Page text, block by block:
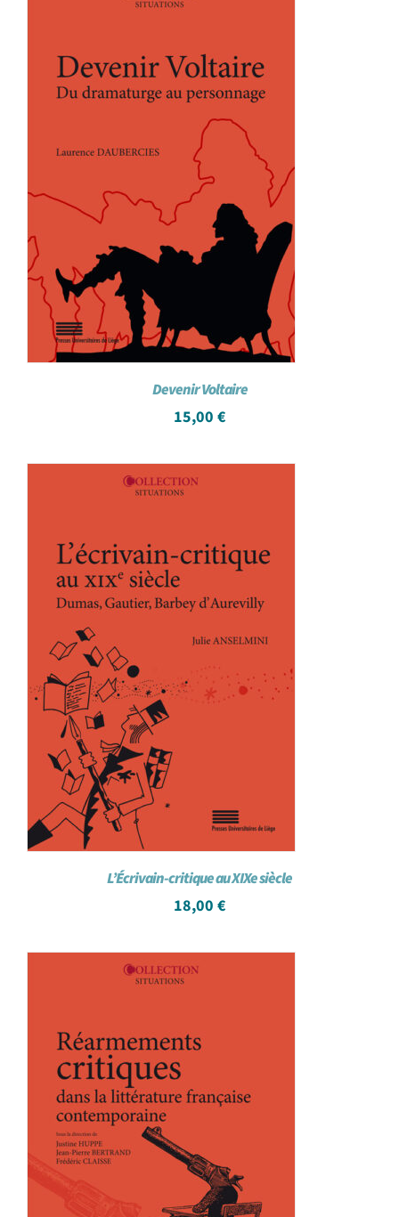
Panier WooCommerce
Devenir Voltaire
15,00 €
L’Écrivain-critique au XIXe siècle
18,00 €